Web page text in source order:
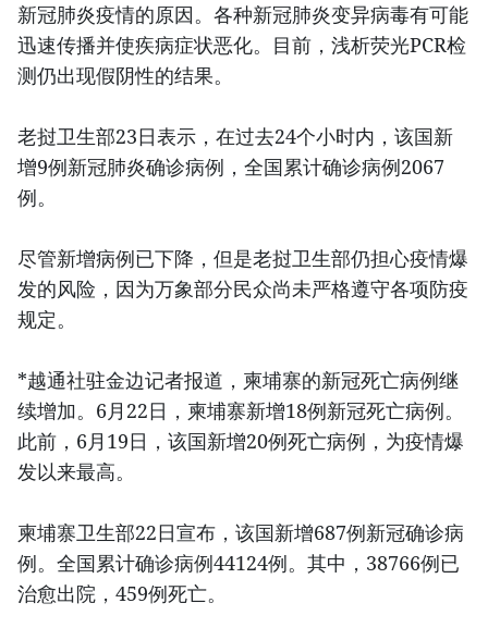
新冠肺炎疫情的原因。各种新冠肺炎变异病毒有可能
迅速传播并使疾病症状恶化。目前，浅析荧光PCR检
测仍出现假阴性的结果。
老挝卫生部23日表示，在过去24个小时内，该国新
增9例新冠肺炎确诊病例，全国累计确诊病例2067
例。
尽管新增病例已下降，但是老挝卫生部仍担心疫情爆
发的风险，因为万象部分民众尚未严格遵守各项防疫
规定。
*越通社驻金边记者报道，柬埔寨的新冠死亡病例继
续增加。6月22日，柬埔寨新增18例新冠死亡病例。
此前，6月19日，该国新增20例死亡病例，为疫情爆
发以来最高。
柬埔寨卫生部22日宣布，该国新增687例新冠确诊病
例。全国累计确诊病例44124例。其中，38766例已
治愈出院，459例死亡。